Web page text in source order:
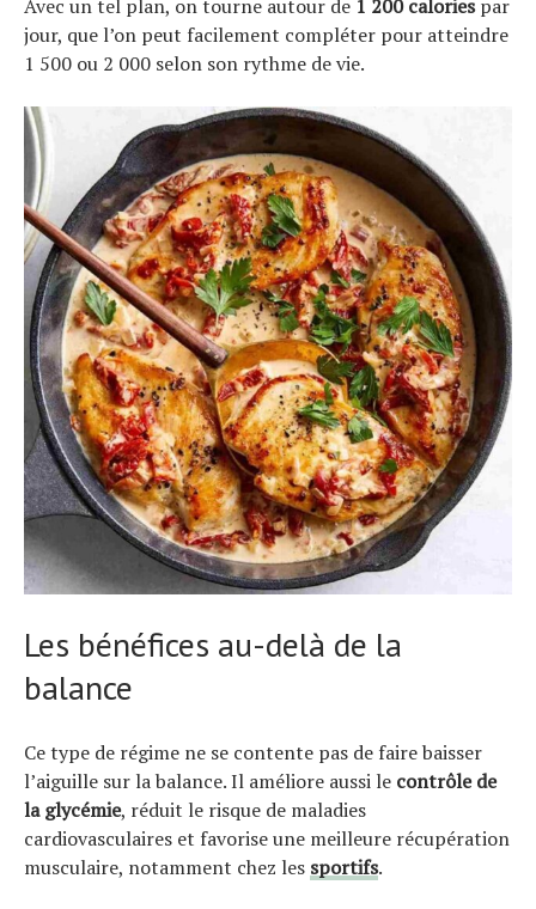
Avec un tel plan, on tourne autour de 1 200 caloriespar
jour, que l’on peut facilement compléter pour atteindre
1 500 ou 2 000 selon son rythme de vie.
Les bénéfices au-delà de la
balance
Ce type de régime ne se contente pas de faire baisser
l’aiguille sur la balance. Il améliore aussi le contrôle de
la glycémie, réduit le risque de maladies
cardiovasculaires et favorise une meilleure récupération
musculaire, notamment chez les sportifs.